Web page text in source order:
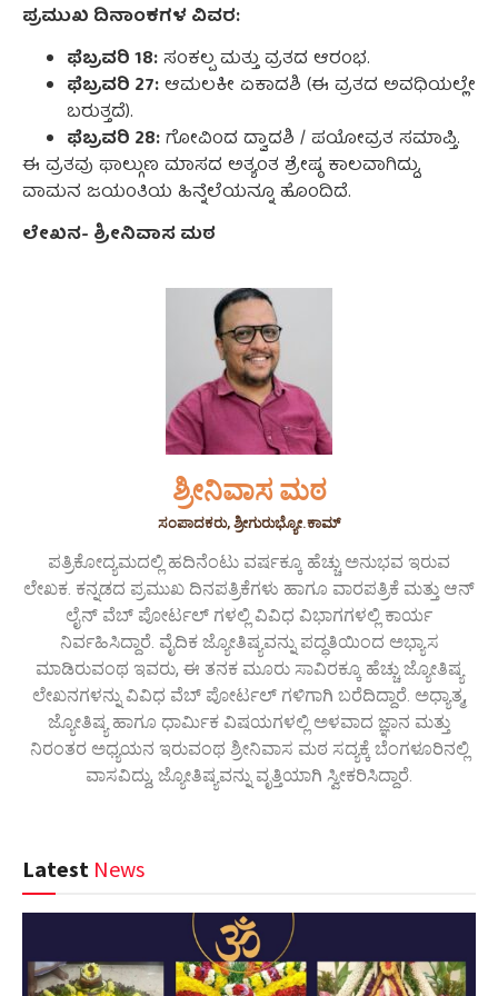
ಪ್ರಮುಖ ದಿನಾಂಕಗಳ ವಿವರ:
ಫೆಬ್ರವರಿ 18:ಸಂಕಲ್ಪ ಮತ್ತು ವ್ರತದ ಆರಂಭ.
ಫೆಬ್ರವರಿ 27:ಆಮಲಕೀ ಏಕಾದಶಿ (ಈ ವ್ರತದ ಅವಧಿಯಲ್ಲೇ
ಬರುತ್ತದೆ).
ಫೆಬ್ರವರಿ 28:ಗೋವಿಂದ ದ್ವಾದಶಿ / ಪಯೋವ್ರತ ಸಮಾಪ್ತಿ.
ಈ ವ್ರತವು ಫಾಲ್ಗುಣ ಮಾಸದ ಅತ್ಯಂತ ಶ್ರೇಷ್ಠ ಕಾಲವಾಗಿದ್ದು,
ವಾಮನ ಜಯಂತಿಯ ಹಿನ್ನೆಲೆಯನ್ನೂ ಹೊಂದಿದೆ.
ಲೇಖನ- ಶ್ರೀನಿವಾಸ ಮಠ
ಶ್ರೀನಿವಾಸ ಮಠ
ಸಂಪಾದಕರು, ಶ್ರೀಗುರುಭ್ಯೋ.ಕಾಮ್
ಪತ್ರಿಕೋದ್ಯಮದಲ್ಲಿ ಹದಿನೆಂಟು ವರ್ಷಕ್ಕೂ ಹೆಚ್ಚು ಅನುಭವ ಇರುವ
ಲೇಖಕ. ಕನ್ನಡದ ಪ್ರಮುಖ ದಿನಪತ್ರಿಕೆಗಳು ಹಾಗೂ ವಾರಪತ್ರಿಕೆ ಮತ್ತು ಆನ್
ಲೈನ್ ವೆಬ್ ಪೋರ್ಟಲ್ ಗಳಲ್ಲಿ ವಿವಿಧ ವಿಭಾಗಗಳಲ್ಲಿ ಕಾರ್ಯ
ನಿರ್ವಹಿಸಿದ್ದಾರೆ. ವೈದಿಕ ಜ್ಯೋತಿಷ್ಯವನ್ನು ಪದ್ಧತಿಯಿಂದ ಅಭ್ಯಾಸ
ಮಾಡಿರುವಂಥ ಇವರು, ಈ ತನಕ ಮೂರು ಸಾವಿರಕ್ಕೂ ಹೆಚ್ಚು ಜ್ಯೋತಿಷ್ಯ
ಲೇಖನಗಳನ್ನು ವಿವಿಧ ವೆಬ್ ಪೋರ್ಟಲ್ ಗಳಿಗಾಗಿ ಬರೆದಿದ್ದಾರೆ. ಅಧ್ಯಾತ್ಮ,
ಜ್ಯೋತಿಷ್ಯ ಹಾಗೂ ಧಾರ್ಮಿಕ ವಿಷಯಗಳಲ್ಲಿ ಅಳವಾದ ಜ್ಞಾನ ಮತ್ತು
ನಿರಂತರ ಅಧ್ಯಯನ ಇರುವಂಥ ಶ್ರೀನಿವಾಸ ಮಠ ಸದ್ಯಕ್ಕೆ ಬೆಂಗಳೂರಿನಲ್ಲಿ
ವಾಸವಿದ್ದು, ಜ್ಯೋತಿಷ್ಯವನ್ನು ವೃತ್ತಿಯಾಗಿ ಸ್ವೀಕರಿಸಿದ್ದಾರೆ.
Latest News